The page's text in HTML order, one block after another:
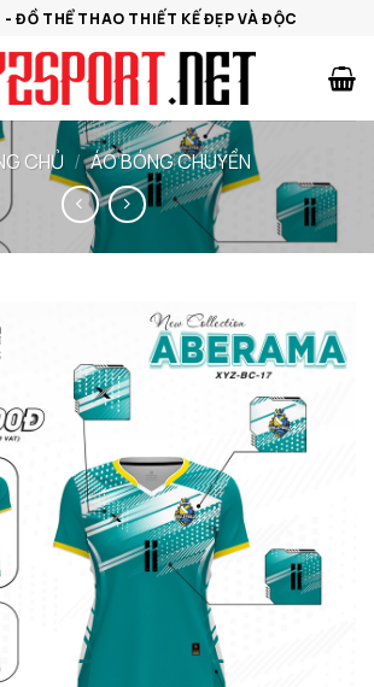
ĐỒ THỂ THAO THIẾT KẾ ĐẸP VÀ ĐỘC
CHỦ / ÁO BÓNG CHUYỀN